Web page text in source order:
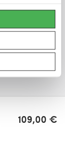
109,00 €